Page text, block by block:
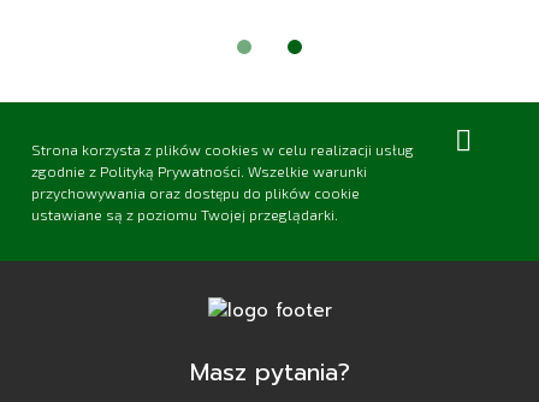
Strona korzysta z plików cookies w celu realizacji usług
zgodnie z Polityką Prywatności. Wszelkie warunki
przychowywania oraz dostępu do plików cookie
ustawiane są z poziomu Twojej przeglądarki.
Masz pytania?